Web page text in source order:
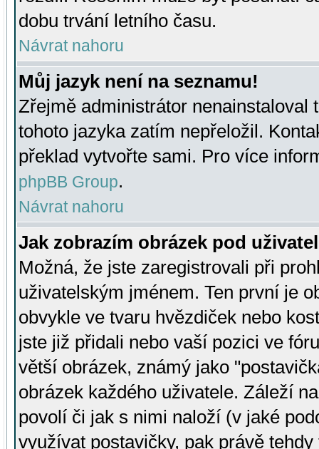
dobu trvání letního času.
Návrat nahoru
Můj jazyk není na seznamu!
Zřejmě administrátor nenainstaloval
tohoto jazyka zatím nepřeložil.
překlad vytvořte sami. Pro více
phpBB Group.
Návrat nahoru
Jak zobrazím obrázek pod
Možná, že jste zaregistrovali při
uživatelským jménem. Ten první je
obvykle ve tvaru hvězdiček nebo
jste již přidali nebo vaší pozici ve
větší obrázek, známý jako
obrázek každého uživatele. Záleží
povolí či jak s nimi naloží (v jaké
využívat postavičky, pak právě